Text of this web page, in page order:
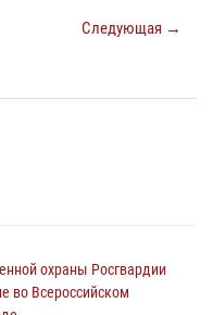
Следующая →
охраны Росгвардии
во Всероссийском